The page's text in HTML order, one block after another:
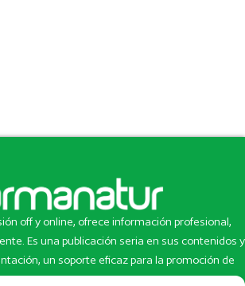
off y online, ofrece información profesional,
Es una publicación seria en sus contenidos y
un soporte eficaz para la promoción de